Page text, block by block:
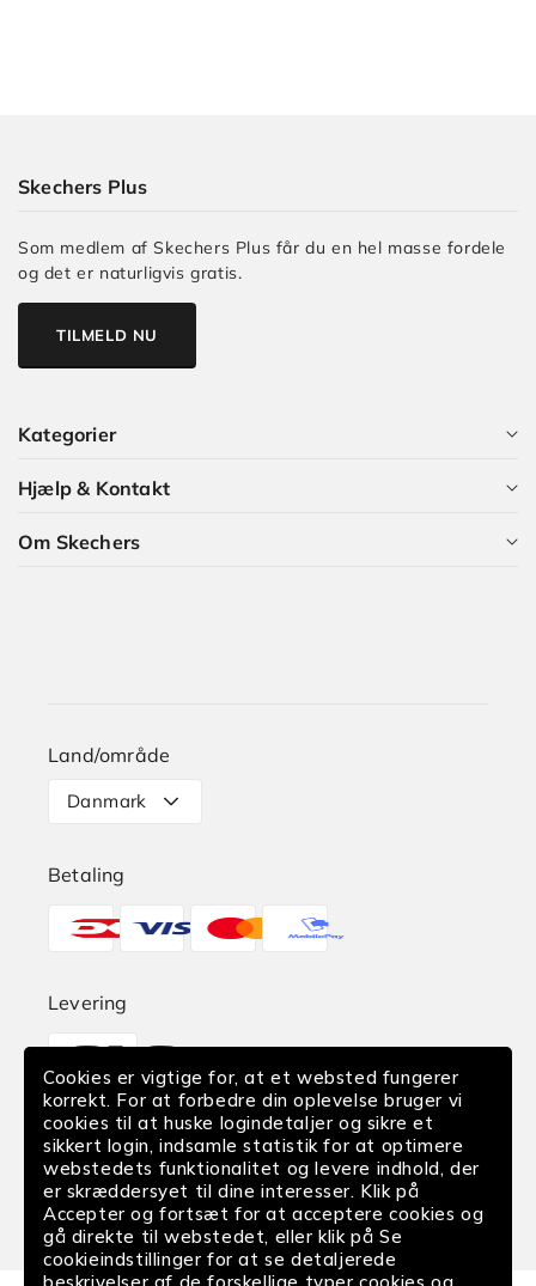
Kategorier
Hjælp & Kontakt
Reklamation
Find butik
EAN-Betaling
Fortrydelse af køb
Om Skechers
Skechers Plus
Som medlem af Skechers Plus får du en hel masse fordele
og det er naturligvis gratis.
TILMELD NU
Land/område
Danmark
Betaling
Levering
missing:
da.sections.footer.delivery
Følg os
FacebookInstagramYouTube
Cookies er vigtige for, at et websted fungerer
korrekt. For at forbedre din oplevelse bruger vi
cookies til at huske logindetaljer og sikre et
sikkert login, indsamle statistik for at optimere
webstedets funktionalitet og levere indhold, der
er skræddersyet til dine interesser. Klik på
Accepter og fortsæt for at acceptere cookies og
gå direkte til webstedet, eller klik på Se
cookieindstillinger for at se detaljerede